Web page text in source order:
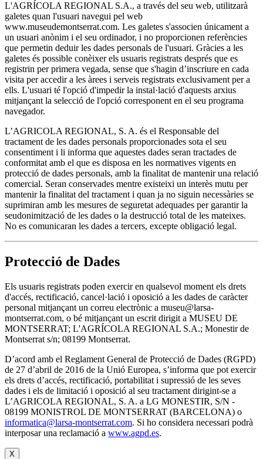
L'AGRÍCOLA REGIONAL S.A., a través del seu web, utilitzarà
galetes quan l'usuari navegui pel web
www.museudemontserrat.com. Les galetes s'associen únicament a
un usuari anònim i el seu ordinador, i no proporcionen referències
que permetin deduir les dades personals de l'usuari. Gràcies a les
galetes és possible conèixer els usuaris registrats després que es
registrin per primera vegada, sense que s'hagin d’inscriure en cada
visita per accedir a les àrees i serveis registrats exclusivament per a
ells. L'usuari té l'opció d'impedir la instal·lació d'aquests arxius
mitjançant la selecció de l'opció corresponent en el seu programa
navegador.
L’AGRICOLA REGIONAL, S. A. és el Responsable del
tractament de les dades personals proporcionades sota el seu
consentiment i li informa que aquestes dades seran tractades de
conformitat amb el que es disposa en les normatives vigents en
protecció de dades personals, amb la finalitat de mantenir una relació
comercial. Seran conservades mentre existeixi un interès mutu per
mantenir la finalitat del tractament i quan ja no siguin necessàries se
suprimiran amb les mesures de seguretat adequades per garantir la
seudonimització de les dades o la destrucció total de les mateixes.
No es comunicaran les dades a tercers, excepte obligació legal.
Protecció de Dades
Els usuaris registrats poden exercir en qualsevol moment els drets
d'accés, rectificació, cancel·lació i oposició a les dades de caràcter
personal mitjançant un correu electrònic a museu@larsa-
montserrat.com, o bé mitjançant un escrit dirigit a MUSEU DE
MONTSERRAT; L'AGRÍCOLA REGIONAL S.A.; Monestir de
Montserrat s/n; 08199 Montserrat.
D’acord amb el Reglament General de Protecció de Dades (RGPD)
de 27 d’abril de 2016 de la Unió Europea, s’informa que pot exercir
els drets d’accés, rectificació, portabilitat i supressió de les seves
dades i els de limitació i oposició al seu tractament dirigint-se a
L’AGRICOLA REGIONAL, S. A. a LG MONESTIR, S/N -
08199 MONISTROL DE MONTSERRAT (BARCELONA) o
informatica@larsa-montserrat.com. Si ho considera necessari podrà
interposar una reclamació a www.agpd.es.
X